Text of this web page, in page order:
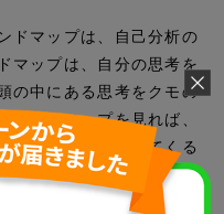
ドマップは、自己分析の
マップは、自分の思考を
の中にある思考をクモの
インドマップを見れば、
どが浮かび上がってくる